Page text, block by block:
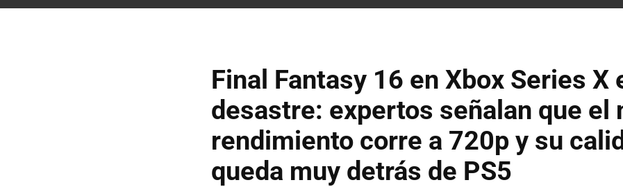
Final Fantasy 16 en Xbox Series X
desastre: expertos señalan que el
rendimiento corre a 720p y su
queda muy detrás de PS5